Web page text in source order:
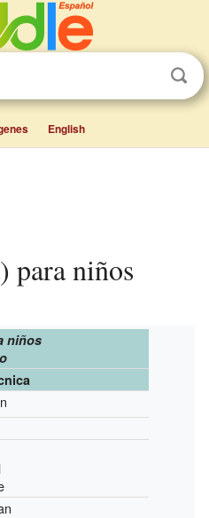
English
para niños
niños